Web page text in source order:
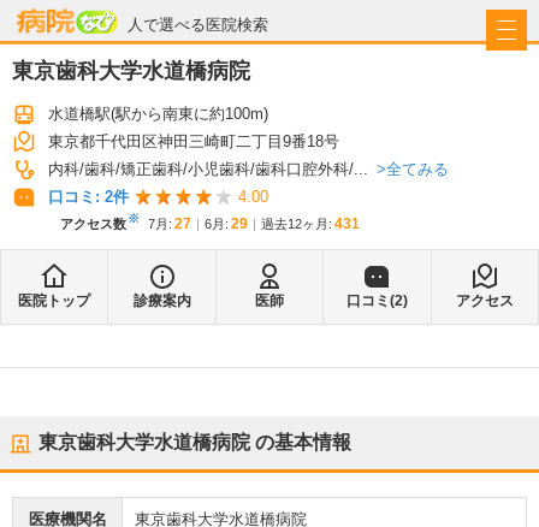
人で選べる医院検索
病院なび
東京歯科大学水道橋病院
水道橋駅(駅から南東に約100m)
東京都千代田区神田三崎町二丁目9番18号
内科 歯科 矯正歯科 小児歯科 歯科口腔外科 ...
全てみる
口コミ: 2件 4.00
アクセス数※ 7月 : 27 6月 : 29 過去12ヶ月: 431
医院トップ 診療案内 医師 口コミ(2) アクセス
東京歯科大学水道橋病院の基本情報
医療機関名 東京歯科大学水道橋病院